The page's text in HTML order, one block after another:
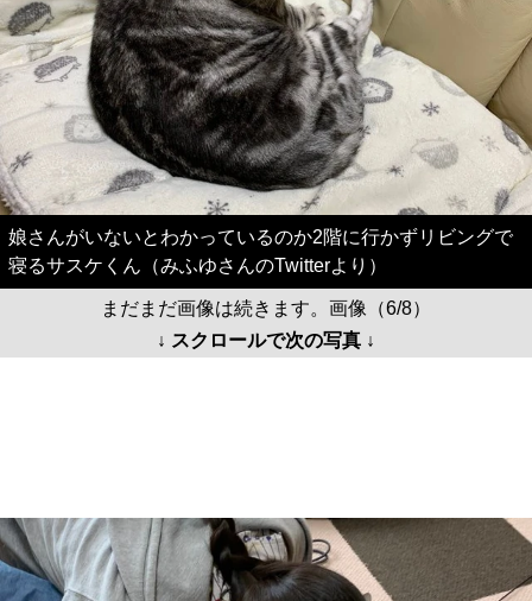
娘さんがいないとわかっているのか2階に行かずリビングで
寝るサスケくん（みふゆさんのTwitterより）
まだまだ画像は続きます。画像（6/8）
↓ スクロールで次の写真 ↓